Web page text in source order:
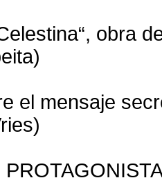
obra
el mensaje